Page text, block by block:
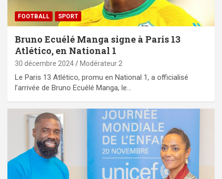
FOOTBALL SPORT
Bruno Ecuélé Manga signe à Paris 13
Atlético, en National 1
30 décembre 2024 Modérateur 2
Le Paris 13 Atlético, promu en National 1, a officialisé
l’arrivée de Bruno Ecuélé Manga, le…